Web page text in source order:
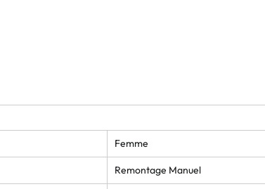
Femme
Remontage Manuel